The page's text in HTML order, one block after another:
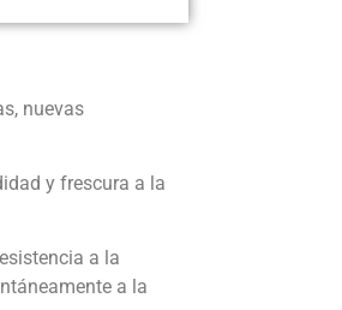
nuevas
y frescura a la
a la
a la